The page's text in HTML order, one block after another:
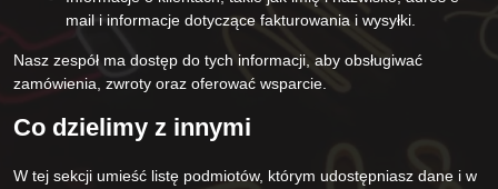
mail i informacje dotyczące fakturowania i wysyłki.
Nasz zespół ma dostęp do tych informacji, aby obsługiwać
zamówienia, zwroty oraz oferować wsparcie.
Co dzielimy z innymi
W tej sekcji umieść listę podmiotów, którym udostępniasz dane i w